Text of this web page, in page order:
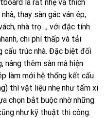
là rất nhẹ và thích
thay sàn gác ván ép,
nhà trọ…, với đặc tính
chi phí thấp và tải
cấu trúc nhà. Đặc biệt đối
nâng thêm sàn mà hiện
làm mới hệ thống kết cấu
thì vật liệu nhẹ như tấm xi
chọn bắt buộc nhờ những
như kỹ thuật thi công.